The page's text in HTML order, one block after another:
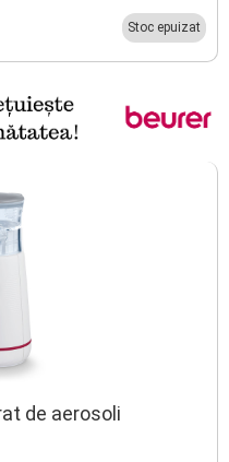
Stoc epuizat
de aerosoli